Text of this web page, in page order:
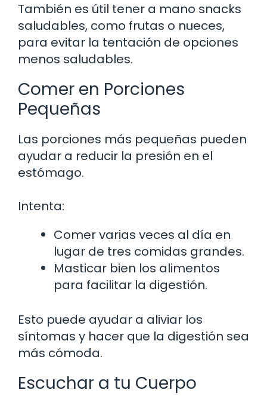
También es útil tener a mano snacks
saludables, como frutas o nueces,
para evitar la tentación de opciones
menos saludables.
Comer en Porciones
Pequeñas
Las porciones más pequeñas pueden
ayudar a reducir la presión en el
estómago.
Intenta:
Comer varias veces al día en
lugar de tres comidas grandes.
Masticar bien los alimentos
para facilitar la digestión.
Esto puede ayudar a aliviar los
síntomas y hacer que la digestión sea
más cómoda.
Escuchar a tu Cuerpo